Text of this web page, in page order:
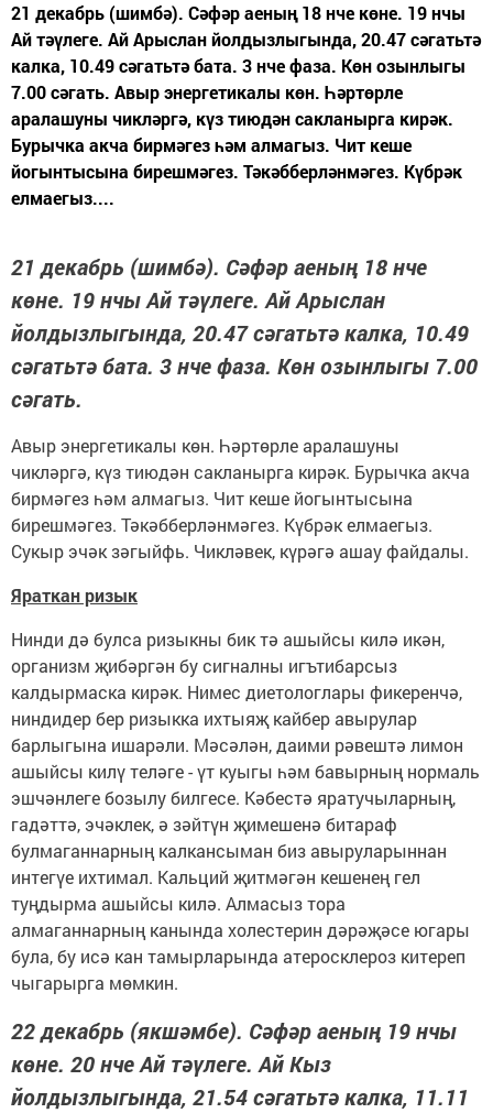
21 декабрь (шимбә). Сәфәр аеның 18 нче көне. 19 нчы
Ай тәүлеге. Ай Арыслан йолдызлыгында, 20.47 сәгатьтә
калка, 10.49 сәгатьтә бата. 3 нче фаза. Көн озынлыгы
7.00 сәгать. Авыр энергетикалы көн. Һәртөрле
аралашуны чикләргә, күз тиюдән сакланырга кирәк.
Бурычка акча бирмәгез һәм алмагыз. Чит кеше
йогынтысына бирешмәгез. Тәкәбберләнмәгез. Күбрәк
елмаегыз....
21 декабрь (шимбә). Сәфәр аеның 18 нче
көне. 19 нчы Ай тәүлеге. Ай Арыслан
йолдызлыгында, 20.47 сәгатьтә калка, 10.49
сәгатьтә бата. 3 нче фаза. Көн озынлыгы 7.00
сәгать.
Авыр энергетикалы көн. Һәртөрле аралашуны
чикләргә, күз тиюдән сакланырга кирәк. Бурычка акча
бирмәгез һәм алмагыз. Чит кеше йогынтысына
бирешмәгез. Тәкәбберләнмәгез. Күбрәк елмаегыз.
Сукыр эчәк зәгыйфь. Чикләвек, күрәгә ашау файдалы.
Яраткан ризык
Нинди дә булса ризыкны бик тә ашыйсы килә икән,
организм җибәргән бу сигналны игътибарсыз
калдырмаска кирәк. Нимес диетологлары фикеренчә,
ниндидер бер ризыкка ихтыяҗ кайбер авырулар
барлыгына ишарәли. Мәсәлән, даими рәвештә лимон
ашыйсы килү теләге - үт куыгы һәм бавырның нормаль
эшчәнлеге бозылу билгесе. Кәбестә яратучыларның,
гадәттә, эчәклек, ә зәйтүн җимешенә битараф
булмаганнарның калкансыман биз авыруларыннан
интегүе ихтимал. Кальций җитмәгән кешенең гел
туңдырма ашыйсы килә. Алмасыз тора
алмаганнарның канында холестерин дәрәҗәсе югары
була, бу исә кан тамырларында атеросклероз китереп
чыгарырга мөмкин.
22 декабрь (якшәмбе). Сәфәр аеның 19 нчы
көне. 20 нче Ай тәүлеге. Ай Кыз
йолдызлыгында, 21.54 сәгатьтә калка, 11.11